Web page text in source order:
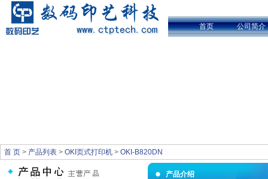
首页 公司简介
首 页 > 产品列表 > OKI页式打印机 > OKI-B820DN
产品介绍